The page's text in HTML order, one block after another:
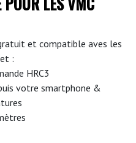
et compatible aves les
:
HRC3
votre smartphone &